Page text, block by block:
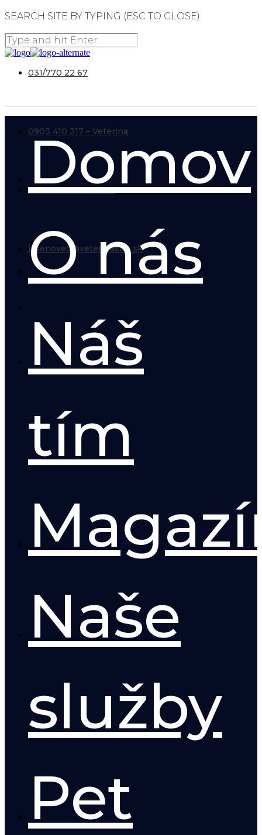
SEARCH SITE BY TYPING (ESC TO CLOSE)
031/770 22 67
0903 410 317 – Veterina
0918 122 320 – Salón
jasenovec@veterinasala.sk
Domov
O nás
Náš
tím
Naše
služby
Pet